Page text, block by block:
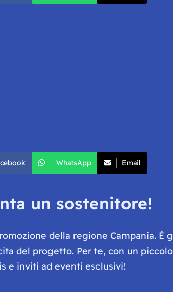
WhatsApp Email
un sostenitore!
della regione Campania. È
del progetto. Per te, con un
e inviti ad eventi esclusivi!